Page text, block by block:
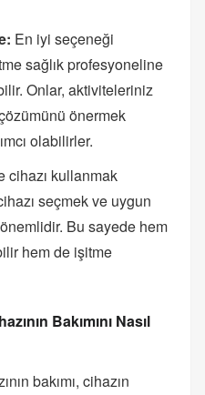
En iyi seçeneği
sağlık profesyoneline
Onlar, aktiviteleriniz
önermek
olabilirler.
cihazı kullanmak
seçmek ve uygun
Bu sayede hem
hem de işitme
Bakımını Nasıl
bakımı, cihazın